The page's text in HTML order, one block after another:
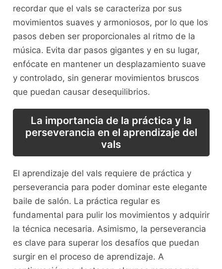
recordar que el⁢ vals se caracteriza ⁣por sus
movimientos⁤ suaves y armoniosos, por lo que los
pasos ‌deben ser proporcionales al ritmo de la‍
música. ⁤Evita dar pasos gigantes​ y en su lugar,
enfócate en mantener un desplazamiento suave
y controlado, ​sin generar ⁢movimientos bruscos‍
que puedan‍ causar ⁣desequilibrios.
La importancia de la ‍práctica y⁣ la
perseverancia en el aprendizaje del
vals
El aprendizaje del vals requiere de práctica ⁤y
perseverancia para poder dominar este elegante
baile de salón. La ‍práctica ​regular⁤ es
⁤fundamental para pulir los movimientos y adquirir
la técnica⁤ necesaria. Asimismo, la perseverancia
es clave ⁢para superar los desafíos que ⁣puedan
⁣surgir en el ⁤proceso de aprendizaje.⁣ A ​